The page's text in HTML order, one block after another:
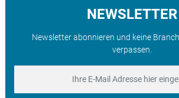
NEWSLETTER
Newsletter abonnieren und keine
verpassen.